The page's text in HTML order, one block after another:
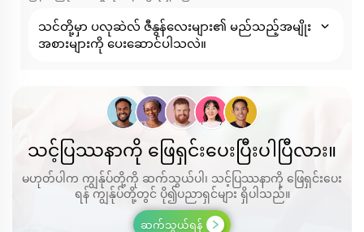
သင်တို့မှာ ပလုဆဲလ် ဇီနွန်လေးများ၏ မည်သည့်အမျိုး
အစားများကို ပေးဆောင်ပါသလဲ။
သင့်ပြဿနာကို ဖြေရှင်းပေးပြီးပါပြီလား။
မဟုတ်ပါက ကျွန်ုပ်တို့ကို ဆက်သွယ်ပါ၊ သင့်ပြဿနာကို ဖြေရှင်းပေး
ရန် ကျွန်ုပ်တို့တွင် ပို၍ပညာရှင်များ ရှိပါသည်။
ဆက်သွယ်ရန်